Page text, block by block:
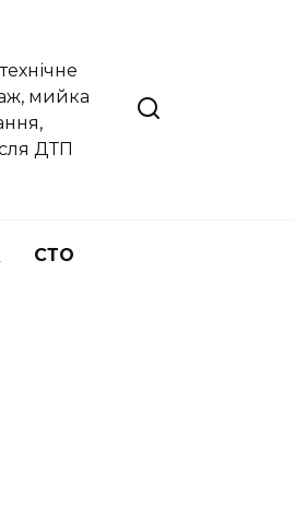
мийка
ДТП
СТО